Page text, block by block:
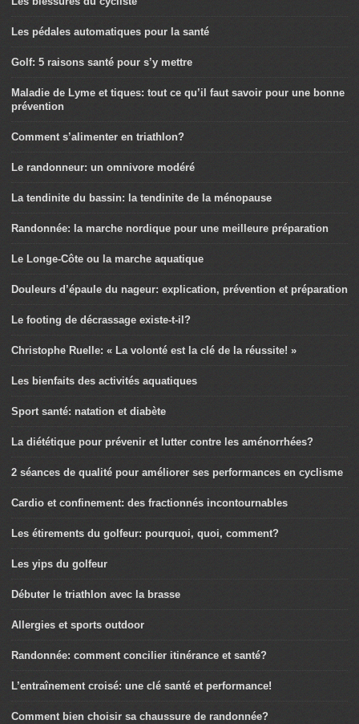
Les pédales automatiques pour la santé
Golf: 5 raisons santé pour s’y mettre
Maladie de Lyme et tiques: tout ce qu’il faut savoir pour une bonne
prévention
Comment s’alimenter en triathlon?
Le randonneur: un omnivore modéré
La tendinite du bassin: la tendinite de la ménopause
Randonnée: la marche nordique pour une meilleure préparation
Le Longe-Côte ou la marche aquatique
Douleurs d’épaule du nageur: explication, prévention et préparation
Le footing de décrassage existe-t-il?
Christophe Ruelle: « La volonté est la clé de la réussite! »
Les bienfaits des activités aquatiques
Sport santé: natation et diabète
La diététique pour prévenir et lutter contre les aménorrhées?
2 séances de qualité pour améliorer ses performances en cyclisme
Cardio et confinement: des fractionnés incontournables
Les étirements du golfeur: pourquoi, quoi, comment?
Les yips du golfeur
Débuter le triathlon avec la brasse
Allergies et sports outdoor
Randonnée: comment concilier itinérance et santé?
L’entraînement croisé: une clé santé et performance!
Comment bien choisir sa chaussure de randonnée?